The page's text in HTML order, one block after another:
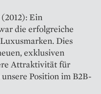
Ein
die erfolgreiche
Dies
exklusiven
Attraktivität für
Position im B2B-